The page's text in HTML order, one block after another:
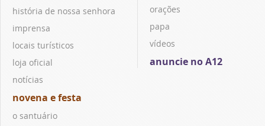
história de nossa senhora
imprensa
locais turísticos
loja oficial
notícias
novena e festa
o santuário
orações
papa
vídeos
anuncie no A12